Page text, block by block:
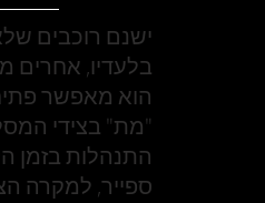
ישנם רוכבים
בלעדיו, אחרים
הוא מאפשר
"מת" בצידי
התנהלות בזמן
ספייר, למקרה